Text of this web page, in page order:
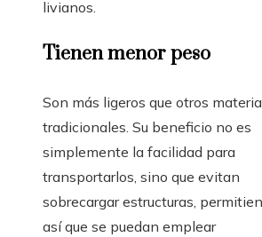
livianos.
Tienen menor peso
Son más ligeros que otros
tradicionales. Su beneficio no es
simplemente la facilidad para
transportarlos, sino que evitan
sobrecargar estructuras,
así que se puedan emplear